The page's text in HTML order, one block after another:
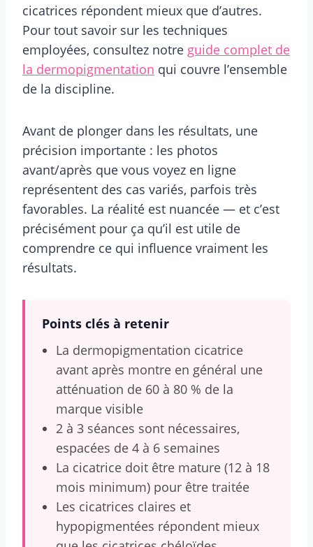
cicatrices répondent mieux que d’autres.
Pour tout savoir sur les techniques
employées, consultez notre guide complet de
la dermopigmentation qui couvre l’ensemble
de la discipline.
Avant de plonger dans les résultats, une
précision importante : les photos
avant/après que vous voyez en ligne
représentent des cas variés, parfois très
favorables. La réalité est nuancée — et c’est
précisément pour ça qu’il est utile de
comprendre ce qui influence vraiment les
résultats.
Points clés à retenir
La dermopigmentation cicatrice
avant après montre en général une
atténuation de 60 à 80 % de la
marque visible
2 à 3 séances sont nécessaires,
espacées de 4 à 6 semaines
La cicatrice doit être mature (12 à 18
mois minimum) pour être traitée
Les cicatrices claires et
hypopigmentées répondent mieux